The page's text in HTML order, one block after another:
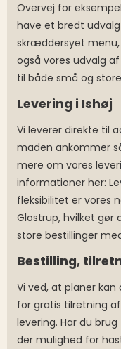
Overvej for
have et bredt
skræddersyet
også vores udvalg
til både små og
Levering i Ishøj
Vi leverer direkte til
maden ankommer
mere om vores
informationer her:
fleksibilitet er vores
Glostrup, hvilket
store bestillinger
Bestilling,
Vi ved, at planer
for gratis tilretning
levering. Har du
der mulighed for